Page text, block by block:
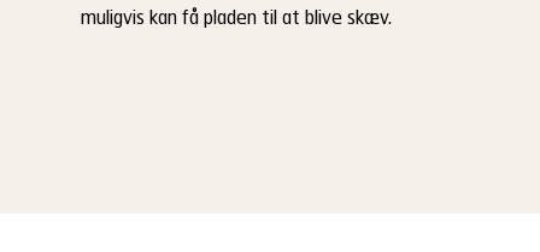
muligvis kan få pladen til at blive skæv.